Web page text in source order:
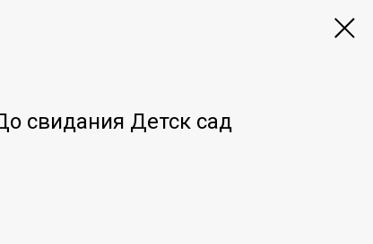
свидания Детск сад